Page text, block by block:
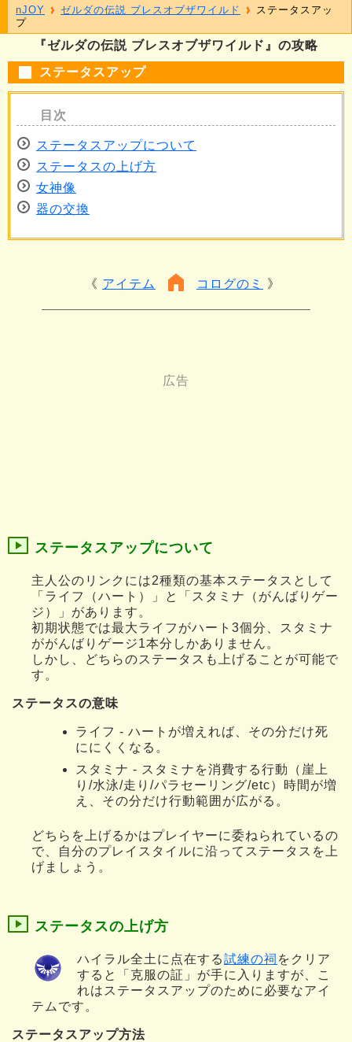
『ゼルダの伝説 ブレスオブザワイルド』の攻略
ステータスアップ
ステータスアップについて
ステータスの上げ方
女神像
器の交換
アイテム コログのミ
ステータスアップについて
主人公のリンクには2種類の基本ステータスとして
「ライフ（ハート）」と「スタミナ（がんばりゲー
ジ）」があります。
初期状態では最大ライフがハート3個分、スタミナ
ががんばりゲージ1本分しかありません。
しかし、どちらのステータスも上げることが可能で
す。
ステータスの意味
ライフ - ハートが増えれば、その分だけ死
ににくくなる。
スタミナ - スタミナを消費する行動（崖上
り/水泳/走り/パラセーリング/etc）時間が増
え、その分だけ行動範囲が広がる。
どちらを上げるかはプレイヤーに委ねられているの
で、自分のプレイスタイルに沿ってステータスを上
げましょう。
ステータスの上げ方
ハイラル全土に点在する試練の祠 をクリア
すると「克服の証」が手に入りますが、こ
れはステータスアップのために必要なアイ
テムです。
ステータスアップ方法
nJOY ゼルダの伝説 ブレスオブザワイルド
ステータスアッ
プ